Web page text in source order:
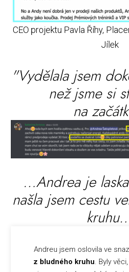
CEO projektu Pavla Říhy,
Jílek
"Vydělala jsem
než jsme si
na
...Andrea je
našla jsem cestu
Andreu jsem oslovila ve
z bludného kruhu. Byly